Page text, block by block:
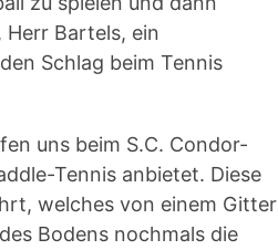
Bartels, ein
Schlag beim Tennis
uns beim S.C. Condor-
Tennis anbietet. Diese
welches von einem Gitter
Bodens nochmals die